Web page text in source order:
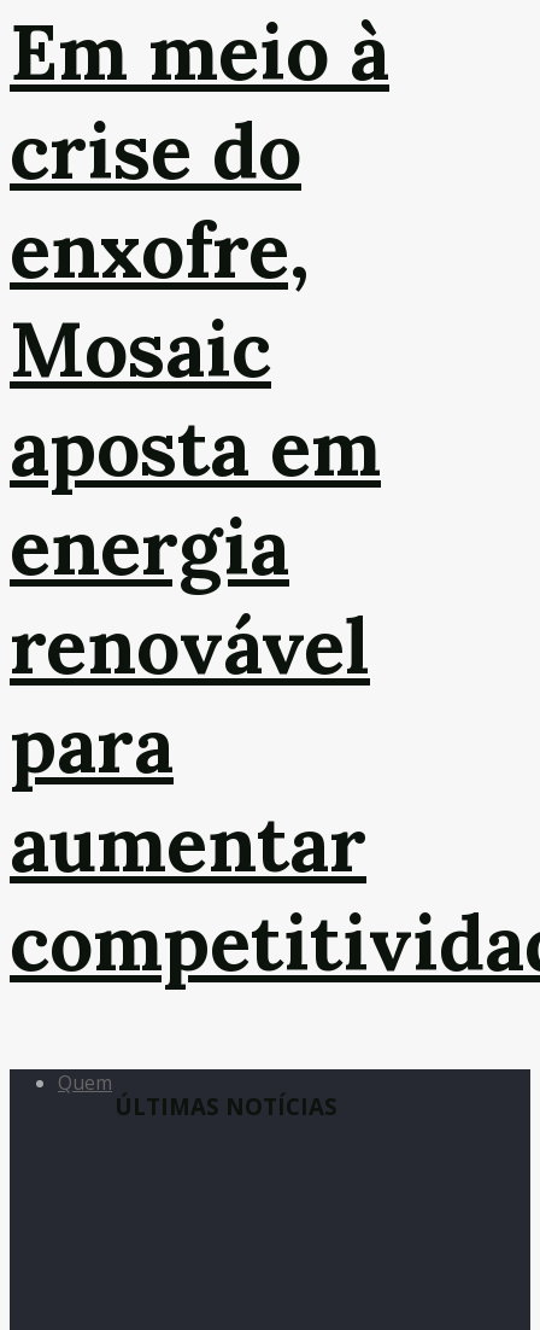
Em meio à
crise do
enxofre,
Mosaic
aposta em
energia
renovável
para
aumentar
ÚLTIMAS NOTÍCIAS
Quem